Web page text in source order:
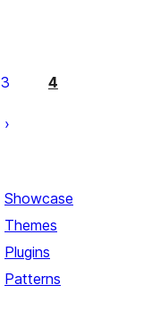
3 4
Showcase
Themes
Plugins
Patterns